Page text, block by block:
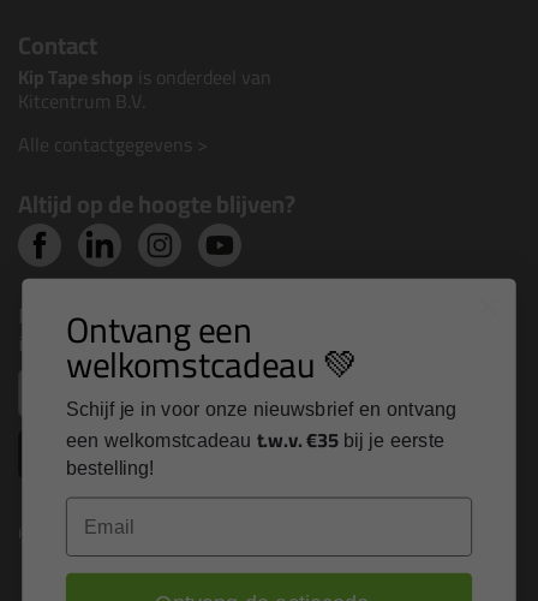
Contact
Kip Tape shop is onderdeel van
Kitcentrum B.V.
Alle contactgegevens >
Altijd op de hoogte blijven?
Nieuws, tips en exclusieve deals rechtstreeks in je
inbox
Inschrijven
Kitcentrum is trots op:
Ontvang een
welkomstcadeau 💚
Schijf je in voor onze nieuwsbrief en ontvang
een welkomstcadeau t.w.v. €35 bij je eerste
bestelling!
Email